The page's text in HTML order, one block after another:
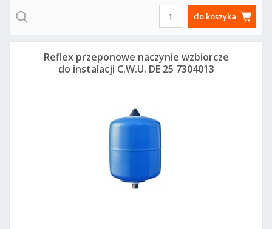
do koszyka
Reflex przeponowe naczynie wzbiorcze
do instalacji C.W.U. DE 25 7304013